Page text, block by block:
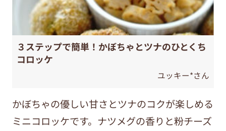
３ステップで簡単！かぼちゃとツナのひとくち
コロッケ
ユッキー*さん
かぼちゃの優しい甘さとツナのコクが楽しめる
ミニコロッケです。ナツメグの香りと粉チーズ